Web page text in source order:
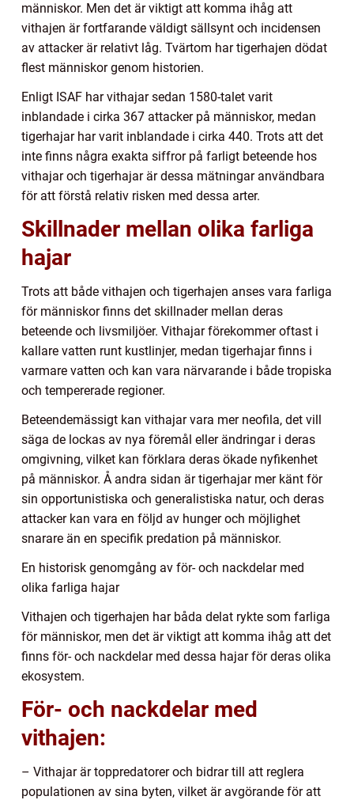
människor. Men det är viktigt att komma ihåg att
vithajen är fortfarande väldigt sällsynt och incidensen
av attacker är relativt låg. Tvärtom har tigerhajen dödat
flest människor genom historien.
Enligt ISAF har vithajar sedan 1580-talet varit
inblandade i cirka 367 attacker på människor, medan
tigerhajar har varit inblandade i cirka 440. Trots att det
inte finns några exakta siffror på farligt beteende hos
vithajar och tigerhajar är dessa mätningar användbara
för att förstå relativ risken med dessa arter.
Skillnader mellan olika farliga
hajar
Trots att både vithajen och tigerhajen anses vara farliga
för människor finns det skillnader mellan deras
beteende och livsmiljöer. Vithajar förekommer oftast i
kallare vatten runt kustlinjer, medan tigerhajar finns i
varmare vatten och kan vara närvarande i både tropiska
och tempererade regioner.
Beteendemässigt kan vithajar vara mer neofila, det vill
säga de lockas av nya föremål eller ändringar i deras
omgivning, vilket kan förklara deras ökade nyfikenhet
på människor. Å andra sidan är tigerhajar mer känt för
sin opportunistiska och generalistiska natur, och deras
attacker kan vara en följd av hunger och möjlighet
snarare än en specifik predation på människor.
En historisk genomgång av för- och nackdelar med
olika farliga hajar
Vithajen och tigerhajen har båda delat rykte som farliga
för människor, men det är viktigt att komma ihåg att det
finns för- och nackdelar med dessa hajar för deras olika
ekosystem.
För- och nackdelar med
vithajen:
– Vithajar är toppredatorer och bidrar till att reglera
populationen av sina byten, vilket är avgörande för att